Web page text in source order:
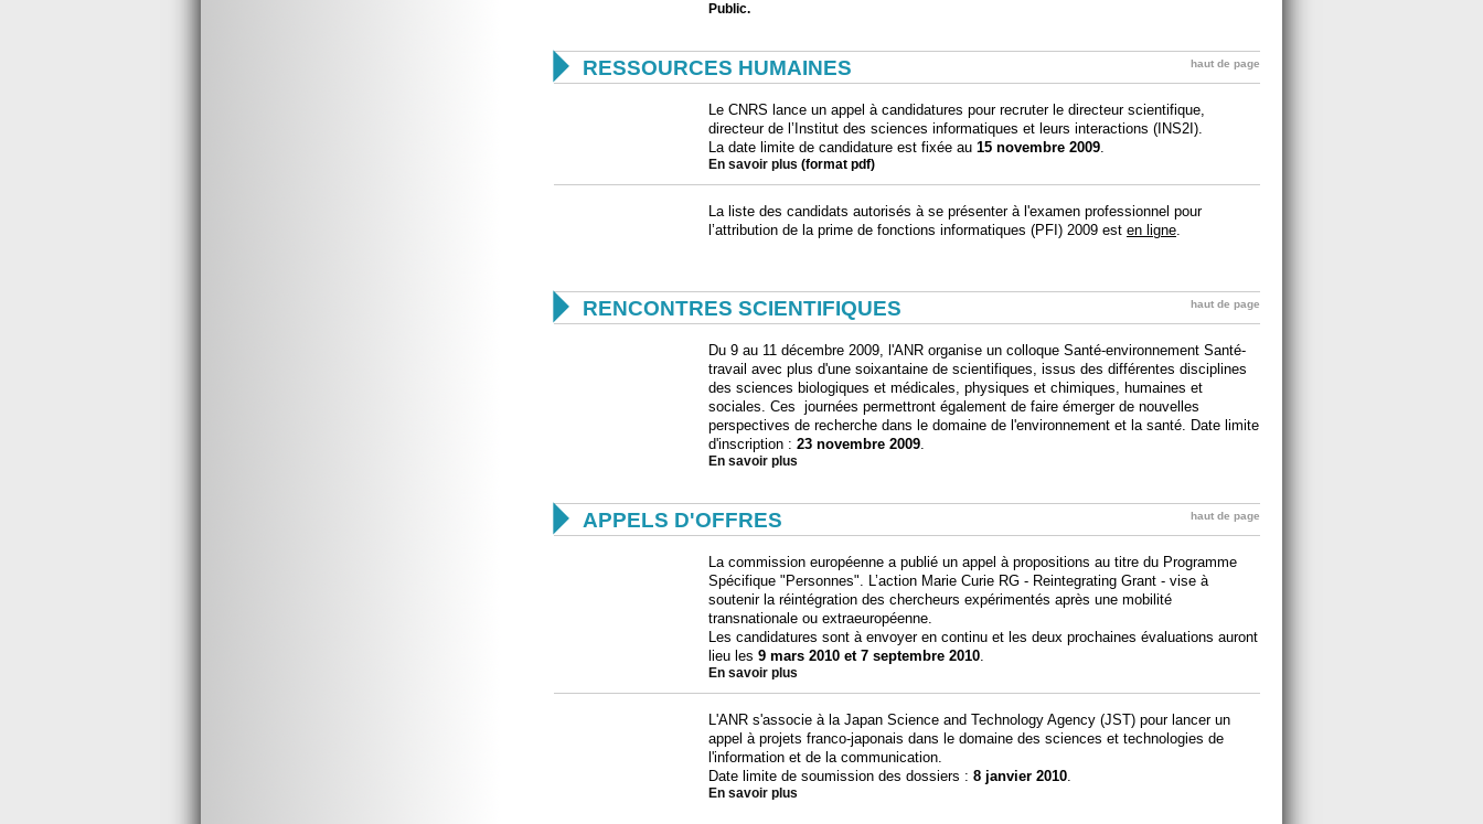
Public.
 RESSOURCES HUMAINES haut de page
Le CNRS lance un appel à candidatures pour recruter le directeur scientifique,
directeur de l’Institut des sciences informatiques et leurs interactions (INS2I).
La date limite de candidature est fixée au 15 novembre 2009.
En savoir plus (format pdf)
La liste des candidats autorisés à se présenter à l'examen professionnel pour
l’attribution de la prime de fonctions informatiques (PFI) 2009 est en ligne.
 RENCONTRES SCIENTIFIQUES haut de page
Du 9 au 11 décembre 2009, l'ANR organise un colloque Santé-environnement Santé-
travail avec plus d'une soixantaine de scientifiques, issus des différentes disciplines
des sciences biologiques et médicales, physiques et chimiques, humaines et
sociales. Ces journées permettront également de faire émerger de nouvelles
perspectives de recherche dans le domaine de l'environnement et la santé. Date limite
d'inscription : 23 novembre 2009.
En savoir plus
 APPELS D'OFFRES haut de page
La commission européenne a publié un appel à propositions au titre du Programme
Spécifique "Personnes". L’action Marie Curie RG - Reintegrating Grant - vise à
soutenir la réintégration des chercheurs expérimentés après une mobilité
transnationale ou extraeuropéenne.
Les candidatures sont à envoyer en continu et les deux prochaines évaluations auront
lieu les 9 mars 2010 et 7 septembre 2010.
En savoir plus
L'ANR s'associe à la Japan Science and Technology Agency (JST) pour lancer un
appel à projets franco-japonais dans le domaine des sciences et technologies de
l'information et de la communication.
Date limite de soumission des dossiers : 8 janvier 2010.
En savoir plus